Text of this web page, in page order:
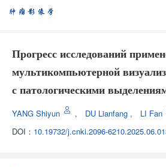
Прогресс исследований
мультикомпьютерной
с патологическими
YANG Shiyun , DU Lianfang ,
LI Fan
DOI： 10.19732/j.cnki.2096-